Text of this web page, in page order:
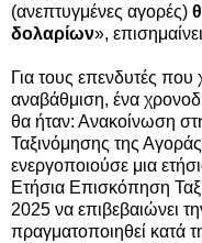
(ανεπτυγμένες αγορές)
δολαρίων»,
Για τους επενδυτές που
αναβάθμιση, ένα
θα ήταν: Ανακοίνωση
Ταξινόμησης της
ενεργοποιούσε μια
Ετήσια Επισκόπηση
2025 να επιβεβαιώνει
πραγματοποιηθεί κατά